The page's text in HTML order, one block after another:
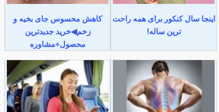
اینجا سال کنکور برای همه راحت
ترین ساله!
کاهش محسوس جای بخیه و
زخم◀خرید جدیدترین
محصول+مشاوره